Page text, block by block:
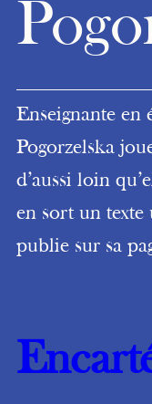
Enseignante en
Pogorzelska
d’aussi loin
en sort un texte
publie sur sa